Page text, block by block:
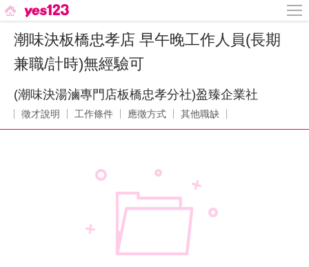
潮味決板橋忠孝店 早午晚工作人員(長期
兼職/計時)無經驗可
(潮味決湯滷專門店板橋忠孝分社)盈臻企業社
徵才說明 工作條件 應徵方式 其他職缺